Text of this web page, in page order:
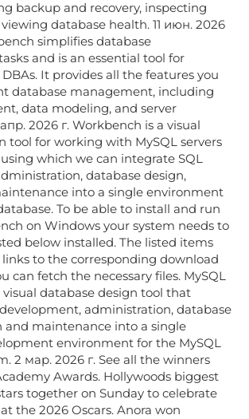
backup and recovery, inspecting
database health. 11 июн. 2026
simplifies database
and is an essential tool for
It provides all the features you
database management, including
data modeling, and server
2026 г. Workbench is a visual
tool for working with MySQL servers
which we can integrate SQL
database design,
into a single environment
To be able to install and run
on Windows your system needs to
below installed. The listed items
to the corresponding download
can fetch the necessary files. MySQL
database design tool that
administration, database
and maintenance into a single
environment for the MySQL
2 мар. 2026 г. See all the winners
Awards. Hollywoods biggest
together on Sunday to celebrate
the 2026 Oscars. Anora won